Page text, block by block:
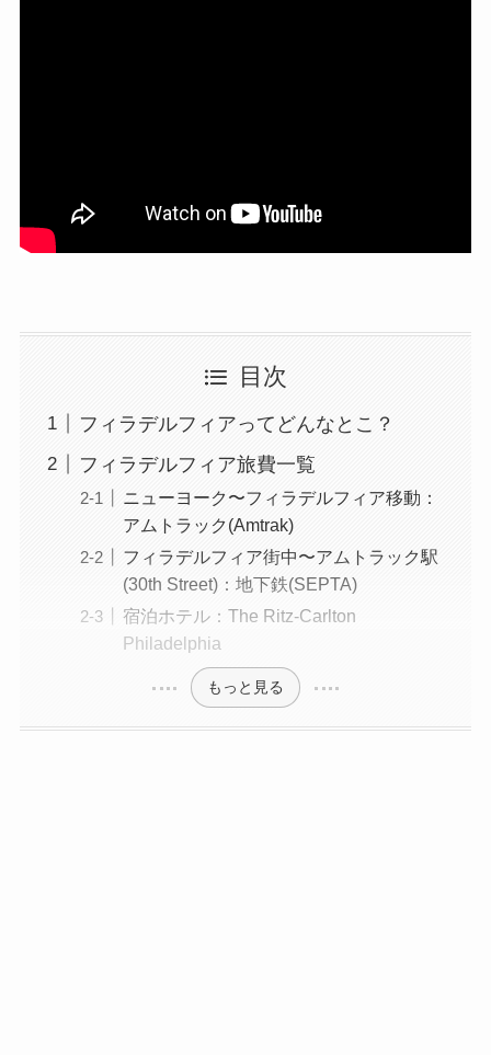
目次
フィラデルフィアってどんなとこ？
フィラデルフィア旅費一覧
ニューヨーク〜フィラデルフィア移動：
アムトラック(Amtrak)
フィラデルフィア街中〜アムトラック駅
(30th Street)：地下鉄(SEPTA)
宿泊ホテル：The Ritz-Carlton
Philadelphia
もっと見る